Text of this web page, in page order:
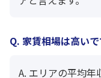
Q. 家賃相場は高いで
A. エリアの平均